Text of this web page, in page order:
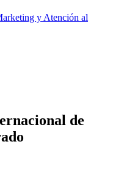
y Atención al
de